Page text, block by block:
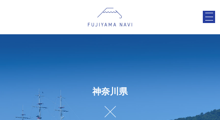
神奈川県